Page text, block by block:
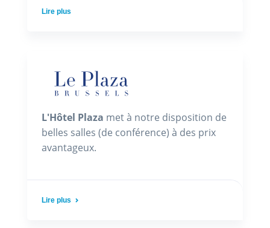
Lire plus
L'Hôtel Plaza met à notre disposition de
belles salles (de conférence) à des prix
avantageux.
Lire plus